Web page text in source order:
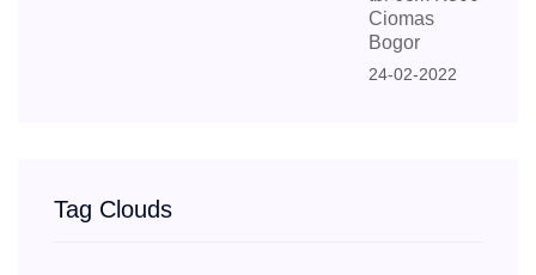
Ciomas
Bogor
24-02-2022
Tag Clouds